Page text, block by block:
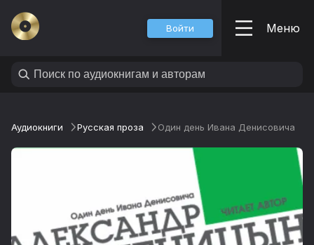
Войти Меню
Аудиокниги Русская проза Один день Ивана Денисовича